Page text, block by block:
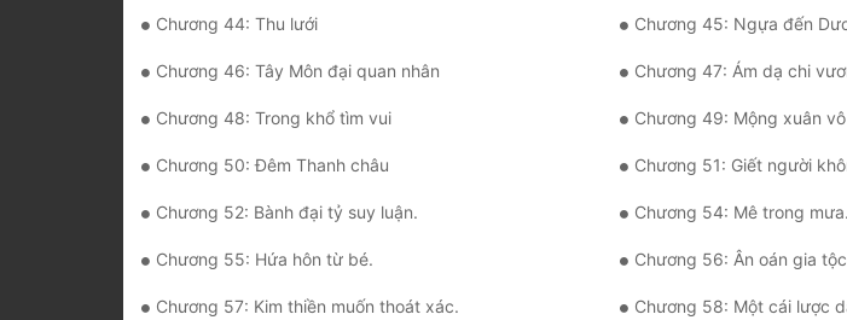
Chương 44: Thu lưới Chương 45: Ngựa đến
Chương 46: Tây Môn đại quan nhân Chương 47: Ám dạ chi
Chương 48: Trong khổ tìm vui Chương 49: Mộng xuân
Chương 50: Đêm Thanh châu Chương 51: Giết người
Chương 52: Bành đại tỷ suy luận. Chương 54: Mê trong mưa.
Chương 55: Hứa hôn từ bé. Chương 56: Ân oán gia tộc
Chương 57: Kim thiền muốn thoát xác. Chương 58: Một cái lược